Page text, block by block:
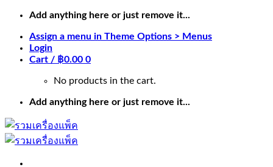
Skip
content
Add anything here or just remove it...
Assign a menu in Theme Options > Menus
Login
Cart / ฿0.00 0
No products in the cart.
Add anything here or just remove it...